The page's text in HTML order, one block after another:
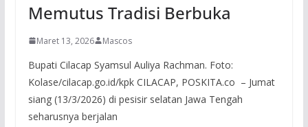
Memutus Tradisi Berbuka
Maret 13, 2026 Mascos
Bupati Cilacap Syamsul Auliya Rachman. Foto:
Kolase/cilacap.go.id/kpk CILACAP, POSKITA.co – Jumat
siang (13/3/2026) di pesisir selatan Jawa Tengah
seharusnya berjalan